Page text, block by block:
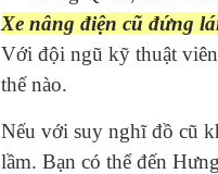
Xe nâng điện cũ đứng
Với đội ngũ kỹ thuật viên
thế nào.
Nếu với suy nghĩ đồ cũ
lầm. Bạn có thể đến